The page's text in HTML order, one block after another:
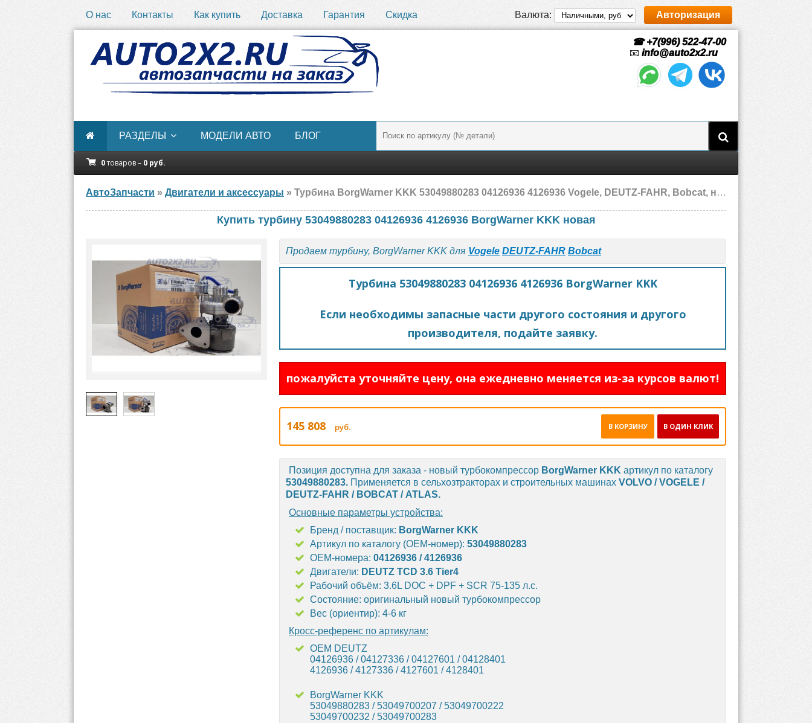
О нас Контакты Как купить Доставка Гарантия Скидка Валюта: Авторизация
☎ +7(996) 522-47-00
📧 info@auto2x2.ru
РАЗДЕЛЫ МОДЕЛИ АВТО БЛОГ
0товаров – 0 руб.
АвтоЗапчасти » Двигатели и аксессуары » Турбина BorgWarner KKK 53049880283 04126936 4126936 Vogele, DEUTZ-FAHR, Bobcat, новая
Купить турбину 53049880283 04126936 4126936 BorgWarner KKK новая
Продаем турбину, BorgWarner KKK для Vogele DEUTZ-FAHR Bobcat
Турбина 53049880283 04126936 4126936 BorgWarner KKK
Если необходимы запасные части другого состояния и другого
производителя, подайте заявку.
пожалуйста уточняйте цену, она ежедневно меняется из-за курсов валют!
145 808 руб. В ОДИН КЛИК
В КОРЗИНУ
Позиция доступна для заказа - новый турбокомпрессор BorgWarner KKK артикул по каталогу
53049880283. Применяется в сельхозтракторах и строительных машинах VOLVO / VOGELE /
DEUTZ-FAHR / BOBCAT / ATLAS.
Основные параметры устройства:
Бренд / поставщик: BorgWarner KKK
Артикул по каталогу (OEM-номер): 53049880283
OEM-номера: 04126936 / 4126936
Двигатели: DEUTZ TCD 3.6 Tier4
Рабочий объём: 3.6L DOC + DPF + SCR 75-135 л.с.
Состояние: оригинальный новый турбокомпрессор
Вес (ориентир): 4-6 кг
Кросс-референс по артикулам:
OEM DEUTZ
04126936 / 04127336 / 04127601 / 04128401
4126936 / 4127336 / 4127601 / 4128401
BorgWarner KKK
53049880283 / 53049700207 / 53049700222
53049700232 / 53049700283